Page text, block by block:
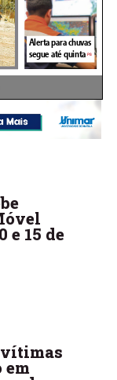
e 15 de
vítimas
em